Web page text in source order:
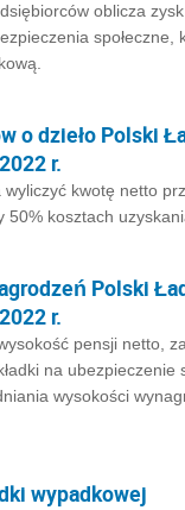
oblicza
społeczne,
o dzieło Polski
r.
kwotę netto
50% kosztach
Polski
r.
pensji netto,
na ubezpieczenie
wysokości
wypadkowej